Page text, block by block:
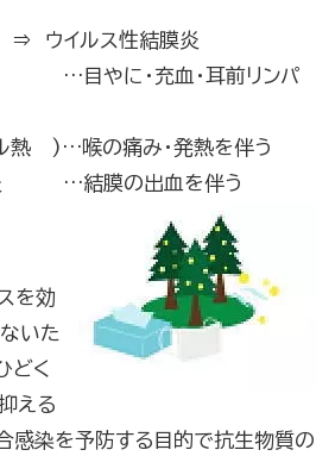
⇒ ウイルス性結膜炎
目やに・充血・耳前リンパ
熱 )…喉の痛み・発熱を伴う
…結膜の出血を伴う
を効
いた
どく
える
感染を予防する目的で抗生物質の